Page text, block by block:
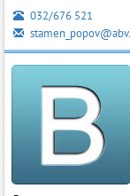
032/676 521